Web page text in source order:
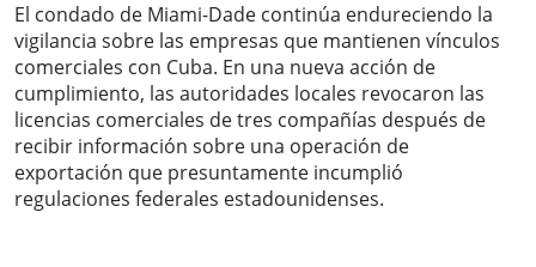
El condado de Miami-Dade continúa endureciendo la
vigilancia sobre las empresas que mantienen vínculos
comerciales con Cuba. En una nueva acción de
cumplimiento, las autoridades locales revocaron las
licencias comerciales de tres compañías después de
recibir información sobre una operación de
exportación que presuntamente incumplió
regulaciones federales estadounidenses.